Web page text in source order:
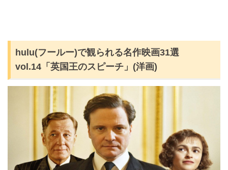
hulu(フールー)で観られる名作映画31選
vol.14「英国王のスピーチ」(洋画)